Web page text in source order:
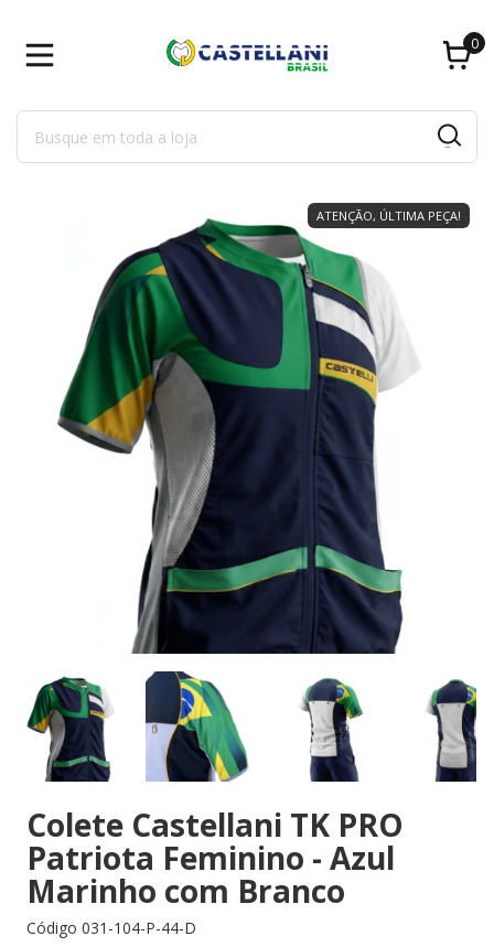
0
ATENÇÃO, ÚLTIMA PEÇA!
Colete Castellani TK PRO
Patriota Feminino - Azul
Marinho com Branco
Código 031-104-P-44-D